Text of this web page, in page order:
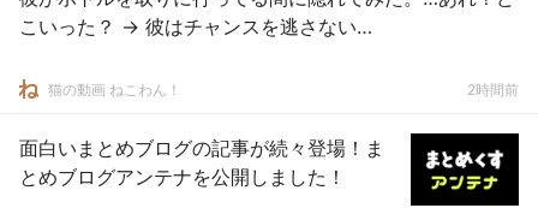
こいった？ → 彼はチャンスを逃さない…
猫の動画 ねこわん！ 2時間前
面白いまとめブログの記事が続々登場！ま
とめブログアンテナを公開しました！